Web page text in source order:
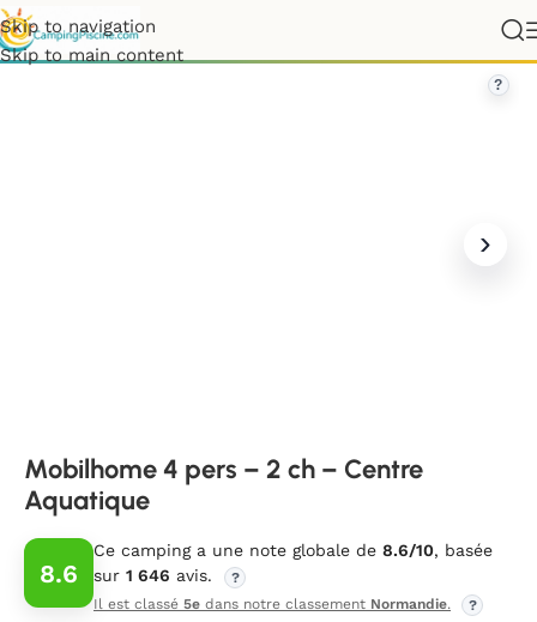
Skip to navigation
Skip to main content
»Calvados»Mobilhome 4 pers – 2 ch – Centre Aquatique
?
Mobilhome 4 pers – 2 ch – Centre
Aquatique
8.6
Ce camping a une note globale de 8.6/10, basée
sur 1 646 avis.
?
Il est classé 5e dans notre classement Normandie. ?